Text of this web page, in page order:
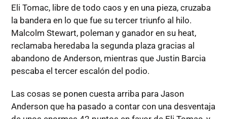
Eli Tomac, libre de todo caos y en una pieza, cruzaba
la bandera en lo que fue su tercer triunfo al hilo.
Malcolm Stewart, poleman y ganador en su heat,
reclamaba heredaba la segunda plaza gracias al
abandono de Anderson, mientras que Justin Barcia
pescaba el tercer escalón del podio.
Las cosas se ponen cuesta arriba para Jason
Anderson que ha pasado a contar con una desventaja